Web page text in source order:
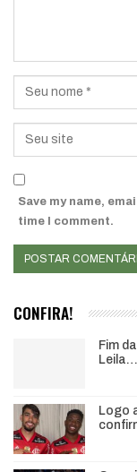
Save my name,
time I comment.
CONFIRA!
Fim
Leila…
Logo